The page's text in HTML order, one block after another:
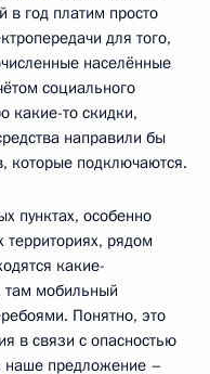
в год платим просто
для того,
населённые
социального
какие-то скидки,
направили бы
которые подключаются.
пунктах, особенно
территориях, рядом
какие-
там мобильный
Понятно, это
в связи с опасностью
наше предложение –